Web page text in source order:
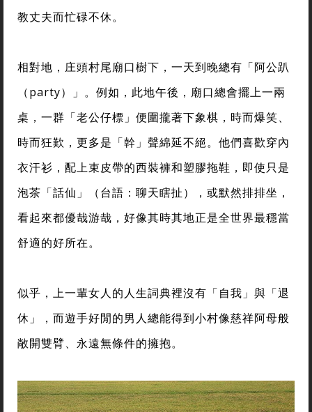
教丈夫而忙碌不休。
相對地，庄頭村尾廟口樹下，一天到晚總有「阿公趴
（party）」。例如，此地午後，廟口總會擺上一兩
桌，一群「老公仔標」便圍攏著下象棋，時而爆笑、
時而狂歎，更多是「幹」聲綿延不絕。他們喜歡穿內
衣汗衫，配上束皮帶的西裝褲和塑膠拖鞋，即使只是
泡茶「話仙」（台語：聊天瞎扯），或默然排排坐，
看起來都優哉游哉，好像其時其地正是全世界最穩當
舒適的好所在。
似乎，上一輩女人的人生詞典裡沒有「自我」與「退
休」，而遊手好閒的男人總能得到小村像慈祥阿母般
敞開雙臂、永遠無條件的擁抱。